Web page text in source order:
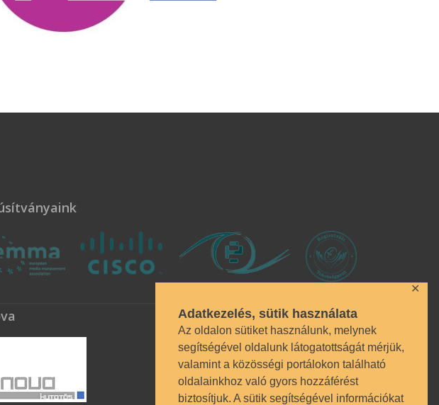
Adatkezelés, sütik használata
Az oldalon sütiket használunk, melynek
segítségével oldalunk látogatottságát mérjük,
valamint a közösségi portálokon található
oldalainkhoz való gyors hozzáférést
biztosítjuk. A sütik segítségével információkat
✕